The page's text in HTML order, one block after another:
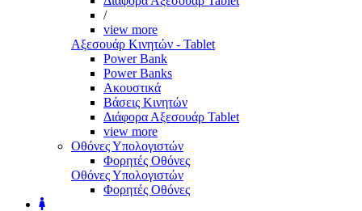
/
view more
Αξεσουάρ Κινητών - Tablet
Power Bank
Power Banks
Ακουστικά
Βάσεις Κινητών
Διάφορα Αξεσουάρ Tablet
view more
Οθόνες Υπολογιστών
Φορητές Οθόνες
Οθόνες Υπολογιστών
Φορητές Οθόνες